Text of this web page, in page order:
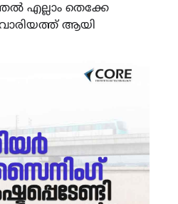
എല്ലാം തെക്കേ
ആയി